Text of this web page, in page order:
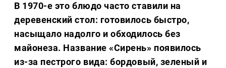
В 1970-е это блюдо часто ставили на
деревенский стол: готовилось быстро,
насыщало надолго и обходилось без
майонеза. Название «Сирень» появилось
из-за пестрого вида: бордовый, зеленый и